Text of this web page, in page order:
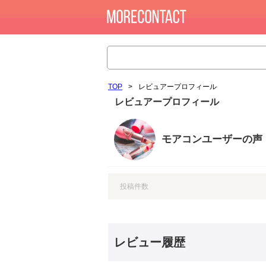
TOP > レビュアープロフィール
レビュアープロフィール
モアコンユーザーの声
投稿件数
レビュー履歴